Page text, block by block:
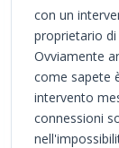
con un
proprietario di
Ovviamente
come sapete
intervento
connessioni